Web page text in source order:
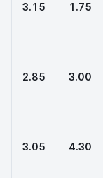
3.15 1.75
2.85 3.00
3.05 4.30